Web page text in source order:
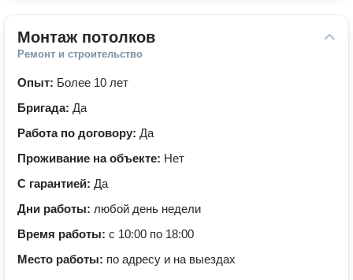
Монтаж потолков
Ремонт и строительство
Опыт: Более 10 лет
Бригада: Да
Работа по договору: Да
Проживание на объекте: Нет
С гарантией: Да
Дни работы: любой день недели
Время работы: с 10:00 по 18:00
Место работы: по адресу и на выездах